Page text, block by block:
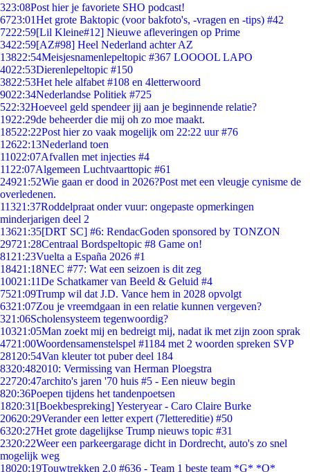
323:08Post hier je favoriete SHO podcast!
6723:01Het grote Baktopic (voor bakfoto's, -vragen en -tips) #42
7222:59[Lil Kleine#12] Nieuwe afleveringen op Prime
3422:59[AZ#98] Heel Nederland achter AZ
13822:54Meisjesnamenlepeltopic #367 LOOOOL LAPO
4022:53Dierenlepeltopic #150
3822:53Het hele alfabet #108 en 4letterwoord
9022:34Nederlandse Politiek #725
522:32Hoeveel geld spendeer jij aan je beginnende relatie?
1922:29de beheerder die mij oh zo moe maakt.
18522:22Post hier zo vaak mogelijk om 22:22 uur #76
12622:13Nederland toen
11022:07Afvallen met injecties #4
11 22:07Algemeen Luchtvaarttopic #61
24921:52Wie gaan er dood in 2026?Post met een vleugje cynisme de
overledenen.
11321:37Roddelpraat onder vuur: ongepaste opmerkingen
minderjarigen deel 2
13621:35[DRT SC] #6: RendacGoden sponsored by TONZON
29721:28Centraal Bordspeltopic #8 Game on!
81 21:23Vuelta a España 2026 #1
18421:18NEC #77: Wat een seizoen is dit zeg
10021:11De Schatkamer van Beeld & Geluid #4
7521:09Trump wil dat J.D. Vance hem in 2028 opvolgt
6321:07Zou je vreemdgaan in een relatie kunnen vergeven?
321:06Scholensysteem tegenwoordig?
10321:05Man zoekt mij en bedreigt mij, nadat ik met zijn zoon sprak
4721:00Woordensamenstelspel #1184 met 2 woorden spreken SVP
281 20:54Van kleuter tot puber deel 184
8320:482010: Vermissing van Herman Ploegstra
22720:47archito's jaren '70 huis #5 - Een nieuw begin
820:36Poepen tijdens het tandenpoetsen
1820:31 [Boekbespreking] Yesteryear - Caro Claire Burke
20620:29Verander een letter expert (7lettereditie) #50
6320:27Het grote dagelijkse Trump nieuws topic #31
2320:22Weer een parkeergarage dicht in Dordrecht, auto's zo snel
mogelijk weg
18020:19Touwtrekken 2.0 #636 - Team 1 beste team *G* *O*